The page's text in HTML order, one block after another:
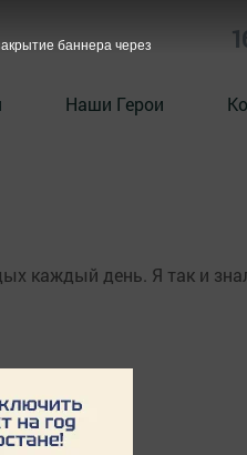
Наши Герои
каждый день. Я так и
баннера через